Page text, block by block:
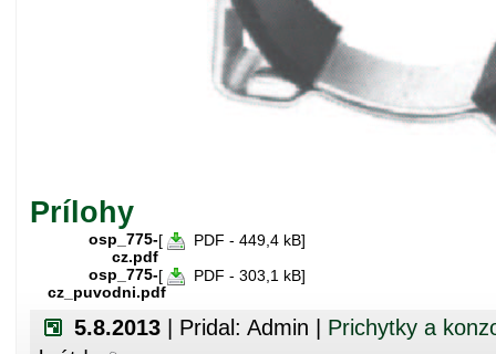
Prílohy
osp_775-
cz.pdf
[
PDF - 449,4 kB]
osp_775-
cz_puvodni.pdf
[ PDF - 303,1 kB]
5.8.2013 | Pridal: Admin | Prichytky a